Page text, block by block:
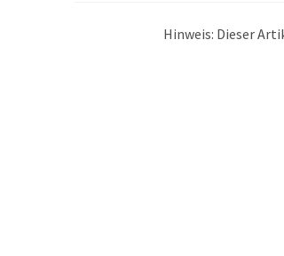
Hinweis: Dieser